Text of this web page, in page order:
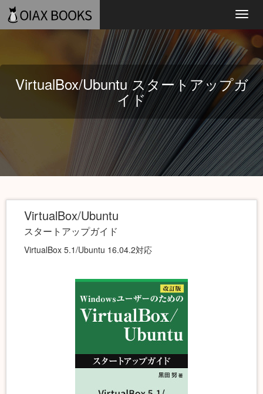
VirtualBox/Ubuntu スタートアップガ
イド
VirtualBox/Ubuntu
スタートアップガイド
VirtualBox 5.1/Ubuntu 16.04.2対応